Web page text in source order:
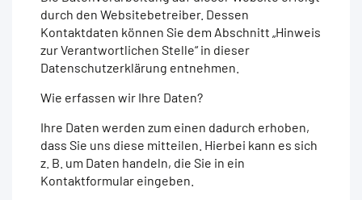
durch den Websitebetreiber. Dessen
Kontaktdaten können Sie dem Abschnitt „Hinweis
zur Verantwortlichen Stelle“ in dieser
Datenschutzerklärung entnehmen.
Wie erfassen wir Ihre Daten?
Ihre Daten werden zum einen dadurch erhoben,
dass Sie uns diese mitteilen. Hierbei kann es sich
z. B. um Daten handeln, die Sie in ein
Kontaktformular eingeben.